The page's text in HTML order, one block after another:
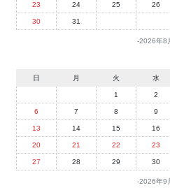
2026年8
23 24 25 26
30 31
2026年9
日 月 火 水
1 2
6 7 8 9
13 14 15 16
20 21 22 23
27 28 29 30